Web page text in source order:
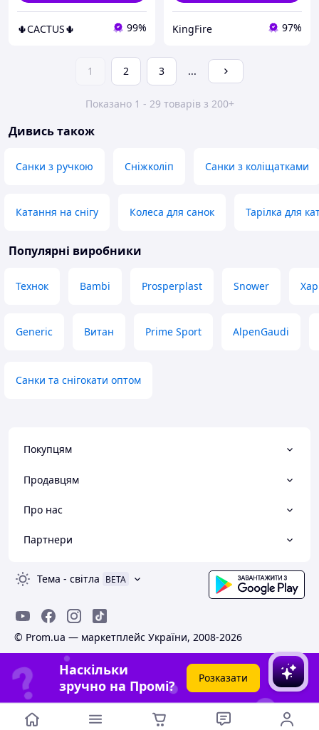
🌵CACTUS🌵 99% KingFire 97%
1 2 3 ...
Показано 1 - 29 товарів з 200+
Дивись також
Санки з ручкою Сніжколіп Санки з коліщатками
Катання на снігу Колеса для санок Тарілка для
Популярні виробники
Технок Bambi Prosperplast Snower
Generic Витан Prime Sport AlpenGaudi
Санки та снігокати оптом
Покупцям
Продавцям
Про нас
Партнери
Тема - світла BETA
© Prom.ua — маркетплейс України, 2008-2026
Наскільки
зручно на Промі?
Розказати